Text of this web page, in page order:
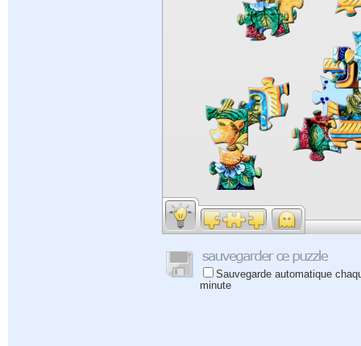
Sauvegarde automatique
minute